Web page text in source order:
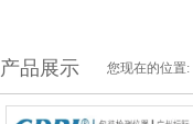
产品展示 您现在的位置: